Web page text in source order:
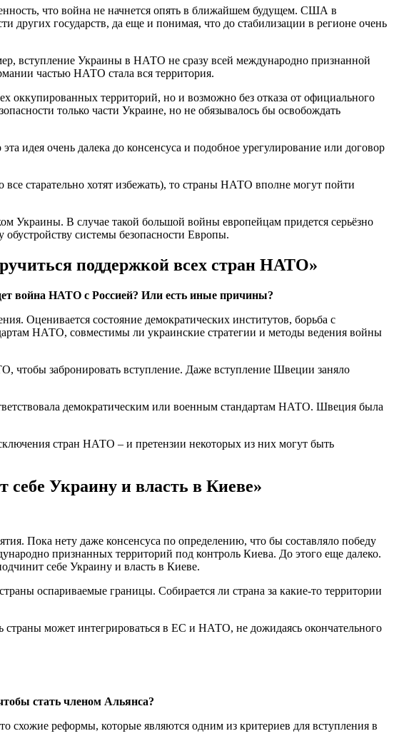
что война не начнется опять в ближайшем будущем. США в
других государств, да еще и понимая, что до стабилизации в регионе очень
вступление Украины в НАТО не сразу всей международно признанной
частью НАТО стала вся территория.
оккупированных территорий, но и возможно без отказа от официального
только части Украине, но не обязывалось бы освобождать
идея очень далека до консенсуса и подобное урегулирование или договор
старательно хотят избежать), то страны НАТО вполне могут пойти
Украины. В случае такой большой войны европейцам придется серьёзно
системы безопасности Европы.
поддержкой всех стран НАТО»
война НАТО с Россией? Или есть иные причины?
Оценивается состояние демократических институтов, борьба с
НАТО, совместимы ли украинские стратегии и методы ведения войны
чтобы забронировать вступление. Даже вступление Швеции заняло
демократическим или военным стандартам НАТО. Швеция была
стран НАТО – и претензии некоторых из них могут быть
себе Украину и власть в Киеве»
Пока нету даже консенсуса по определению, что бы составляло победу
признанных территорий под контроль Киева. До этого еще далеко.
себе Украину и власть в Киеве.
оспариваемые границы. Собирается ли страна за какие-то территории
страны может интегрироваться в ЕС и НАТО, не дожидаясь окончательного
стать членом Альянса?
реформы, которые являются одним из критериев для вступления в